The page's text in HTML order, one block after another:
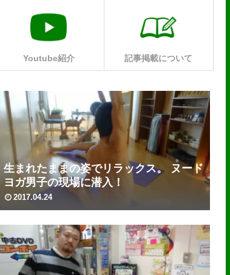
Youtube紹介 記事掲載について
生まれたままの姿でリラックス。 ヌード
ヨガ男子の現場に潜入！
2017.04.24